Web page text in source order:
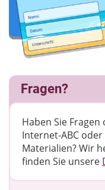
Fragen?
Haben Sie
Internet-ABC
Materialien? Wir
finden Sie unsere